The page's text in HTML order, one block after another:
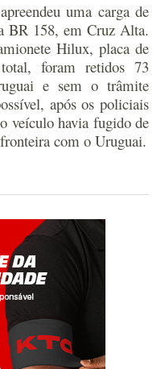
uma carga de
BR 158, em Cruz Alta.
Hilux, placa de
foram retidos 73
e sem o trâmite
após os policiais
veículo havia fugido de
com o Uruguai.